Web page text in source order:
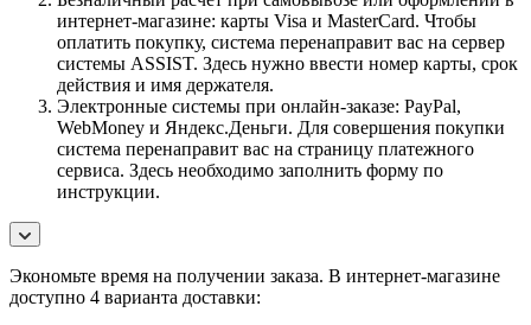
интернет-магазине: карты Visa и MasterCard. Чтобы
оплатить покупку, система перенаправит вас на сервер
системы ASSIST. Здесь нужно ввести номер карты, срок
действия и имя держателя.
Электронные системы при онлайн-заказе: PayPal,
WebMoney и Яндекс.Деньги. Для совершения покупки
система перенаправит вас на страницу платежного
сервиса. Здесь необходимо заполнить форму по
инструкции.
Экономьте время на получении заказа. В интернет-магазине
доступно 4 варианта доставки: